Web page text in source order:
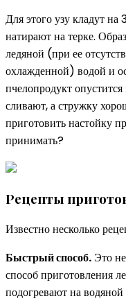
Для этого узу кладут
натирают на терке.
ледяной (при ее
охлажденной) водой и
пчелопродукт
сливают, а стружку
приготовить настойку
принимать?
Рецепты
Известно несколько
Быстрый способ.Это
способ приготовления
подогревают на